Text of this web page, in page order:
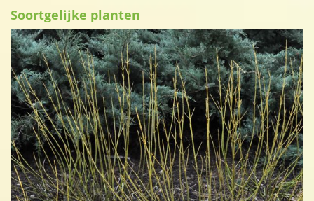
Soortgelijke planten